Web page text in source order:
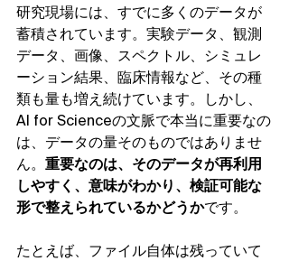
研究現場には、すでに多くのデータが
蓄積されています。実験データ、観測
データ、画像、スペクトル、シミュレ
ーション結果、臨床情報など、その種
類も量も増え続けています。しかし、
AI for Scienceの文脈で本当に重要なの
は、データの量そのものではありませ
ん。 重要なのは、そのデータが再利用
しやすく、意味がわかり、検証可能な
形で整えられているかどうかです。
たとえば、ファイル自体は残っていて